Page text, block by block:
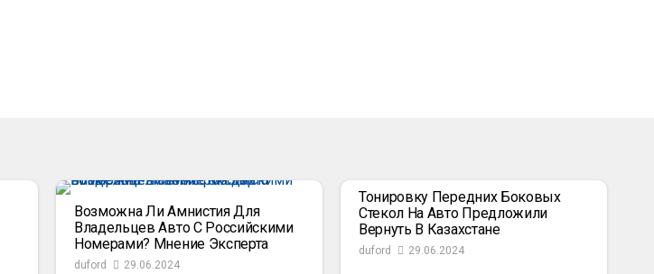
Возможна Ли Амнистия Для
Владельцев Авто С Российскими
Номерами? Мнение Эксперта
duford 29.06.2024
Тонировку Передних Боковых
Стекол На Авто Предложили
Вернуть В Казахстане
duford 29.06.2024